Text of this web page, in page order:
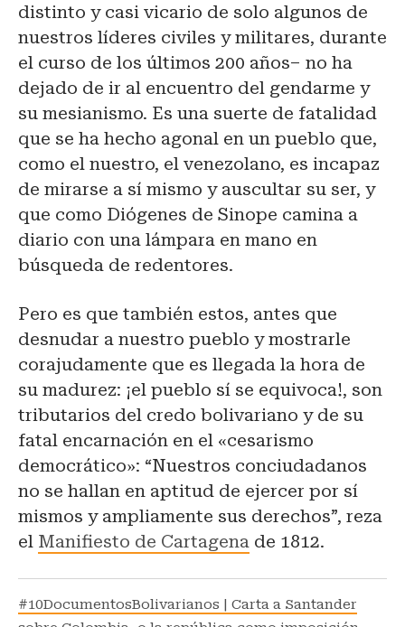
distinto y casi vicario de solo algunos de
nuestros líderes civiles y militares, durante
el curso de los últimos 200 años– no ha
dejado de ir al encuentro del gendarme y
su mesianismo. Es una suerte de fatalidad
que se ha hecho agonal en un pueblo que,
como el nuestro, el venezolano, es incapaz
de mirarse a sí mismo y auscultar su ser, y
que como Diógenes de Sinope camina a
diario con una lámpara en mano en
búsqueda de redentores.
Pero es que también estos, antes que
desnudar a nuestro pueblo y mostrarle
corajudamente que es llegada la hora de
su madurez: ¡el pueblo sí se equivoca!, son
tributarios del credo bolivariano y de su
fatal encarnación en el «cesarismo
democrático»: “Nuestros conciudadanos
no se hallan en aptitud de ejercer por sí
mismos y ampliamente sus derechos”, reza
el Manifiesto de Cartagena de 1812.
#10DocumentosBolivarianos | Carta a Santander